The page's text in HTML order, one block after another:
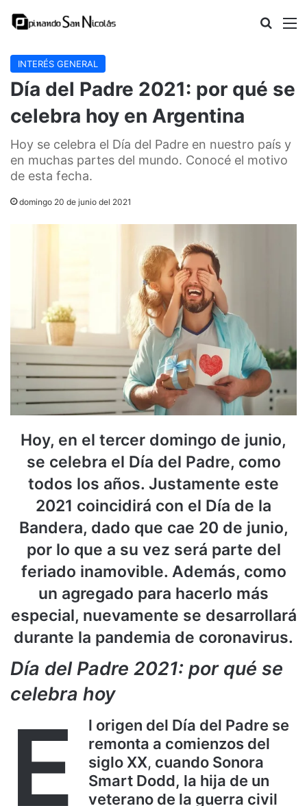
Buscar
INTERÉS GENERAL
Día del Padre 2021: por qué se
celebra hoy en Argentina
Hoy se celebra el Día del Padre en nuestro país y
en muchas partes del mundo. Conocé el motivo
de esta fecha.
domingo 20 de junio del 2021
Hoy, en el tercer domingo de junio,
se celebra el Día del Padre, como
todos los años. Justamente este
2021 coincidirá con el Día de la
Bandera, dado que cae 20 de junio,
por lo que a su vez será parte del
feriado inamovible. Además, como
un agregado para hacerlo más
especial, nuevamente se desarrollará
durante la pandemia de coronavirus.
Día del Padre 2021: por qué se
celebra hoy
E
l origen del Día del Padre se
remonta a comienzos del
siglo XX, cuando Sonora
Smart Dodd, la hija de un
veterano de la guerra civil